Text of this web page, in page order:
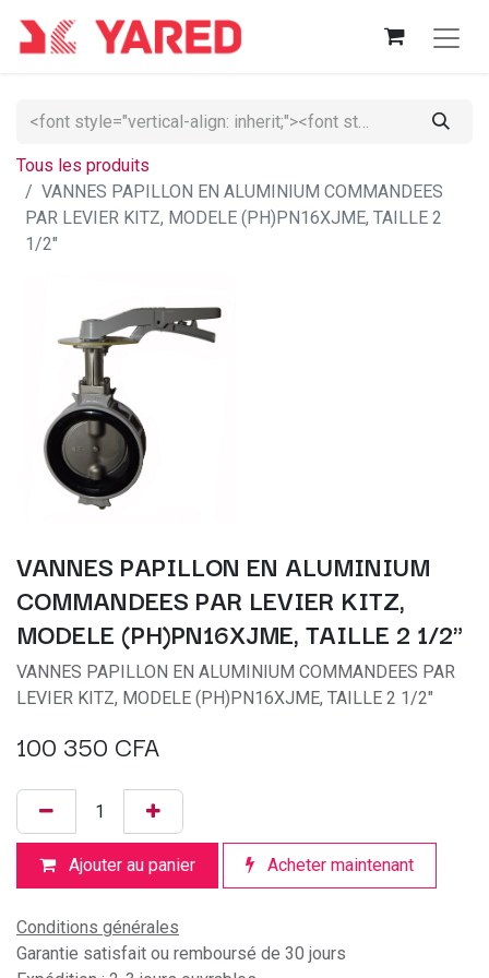
Tous les produits
VANNES PAPILLON EN ALUMINIUM COMMANDEES
PAR LEVIER KITZ, MODELE (PH)PN16XJME, TAILLE 2
1/2"
VANNES PAPILLON EN ALUMINIUM
COMMANDEES PAR LEVIER KITZ,
MODELE (PH)PN16XJME, TAILLE 2 1/2"
VANNES PAPILLON EN ALUMINIUM COMMANDEES PAR
LEVIER KITZ, MODELE (PH)PN16XJME, TAILLE 2 1/2"
100 350 CFA
Ajouter au panier Acheter maintenant
Conditions générales
Garantie satisfait ou remboursé de 30 jours